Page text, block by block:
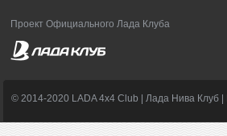
Проект Официального Лада Клуба
© 2014-2020 LADA 4x4 Club | Лада Нива Клуб |